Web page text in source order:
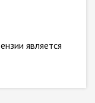
является